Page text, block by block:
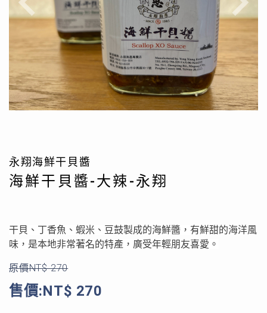
Previous Next
永翔海鮮干貝醬
海鮮干貝醬-大辣-永翔
干貝、丁香魚、蝦米、豆鼓製成的海鮮醬，有鮮甜的海洋風
味，是本地非常著名的特產，廣受年輕朋友喜愛。
原價NT$ 270
售價:NT$ 270